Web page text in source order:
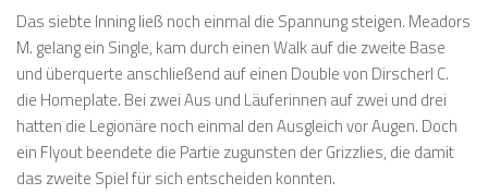
Das siebte Inning ließ noch einmal die Spannung steigen. Meadors
M. gelang ein Single, kam durch einen Walk auf die zweite Base
und überquerte anschließend auf einen Double von Dirscherl C.
die Homeplate. Bei zwei Aus und Läuferinnen auf zwei und drei
hatten die Legionäre noch einmal den Ausgleich vor Augen. Doch
ein Flyout beendete die Partie zugunsten der Grizzlies, die damit
das zweite Spiel für sich entscheiden konnten.